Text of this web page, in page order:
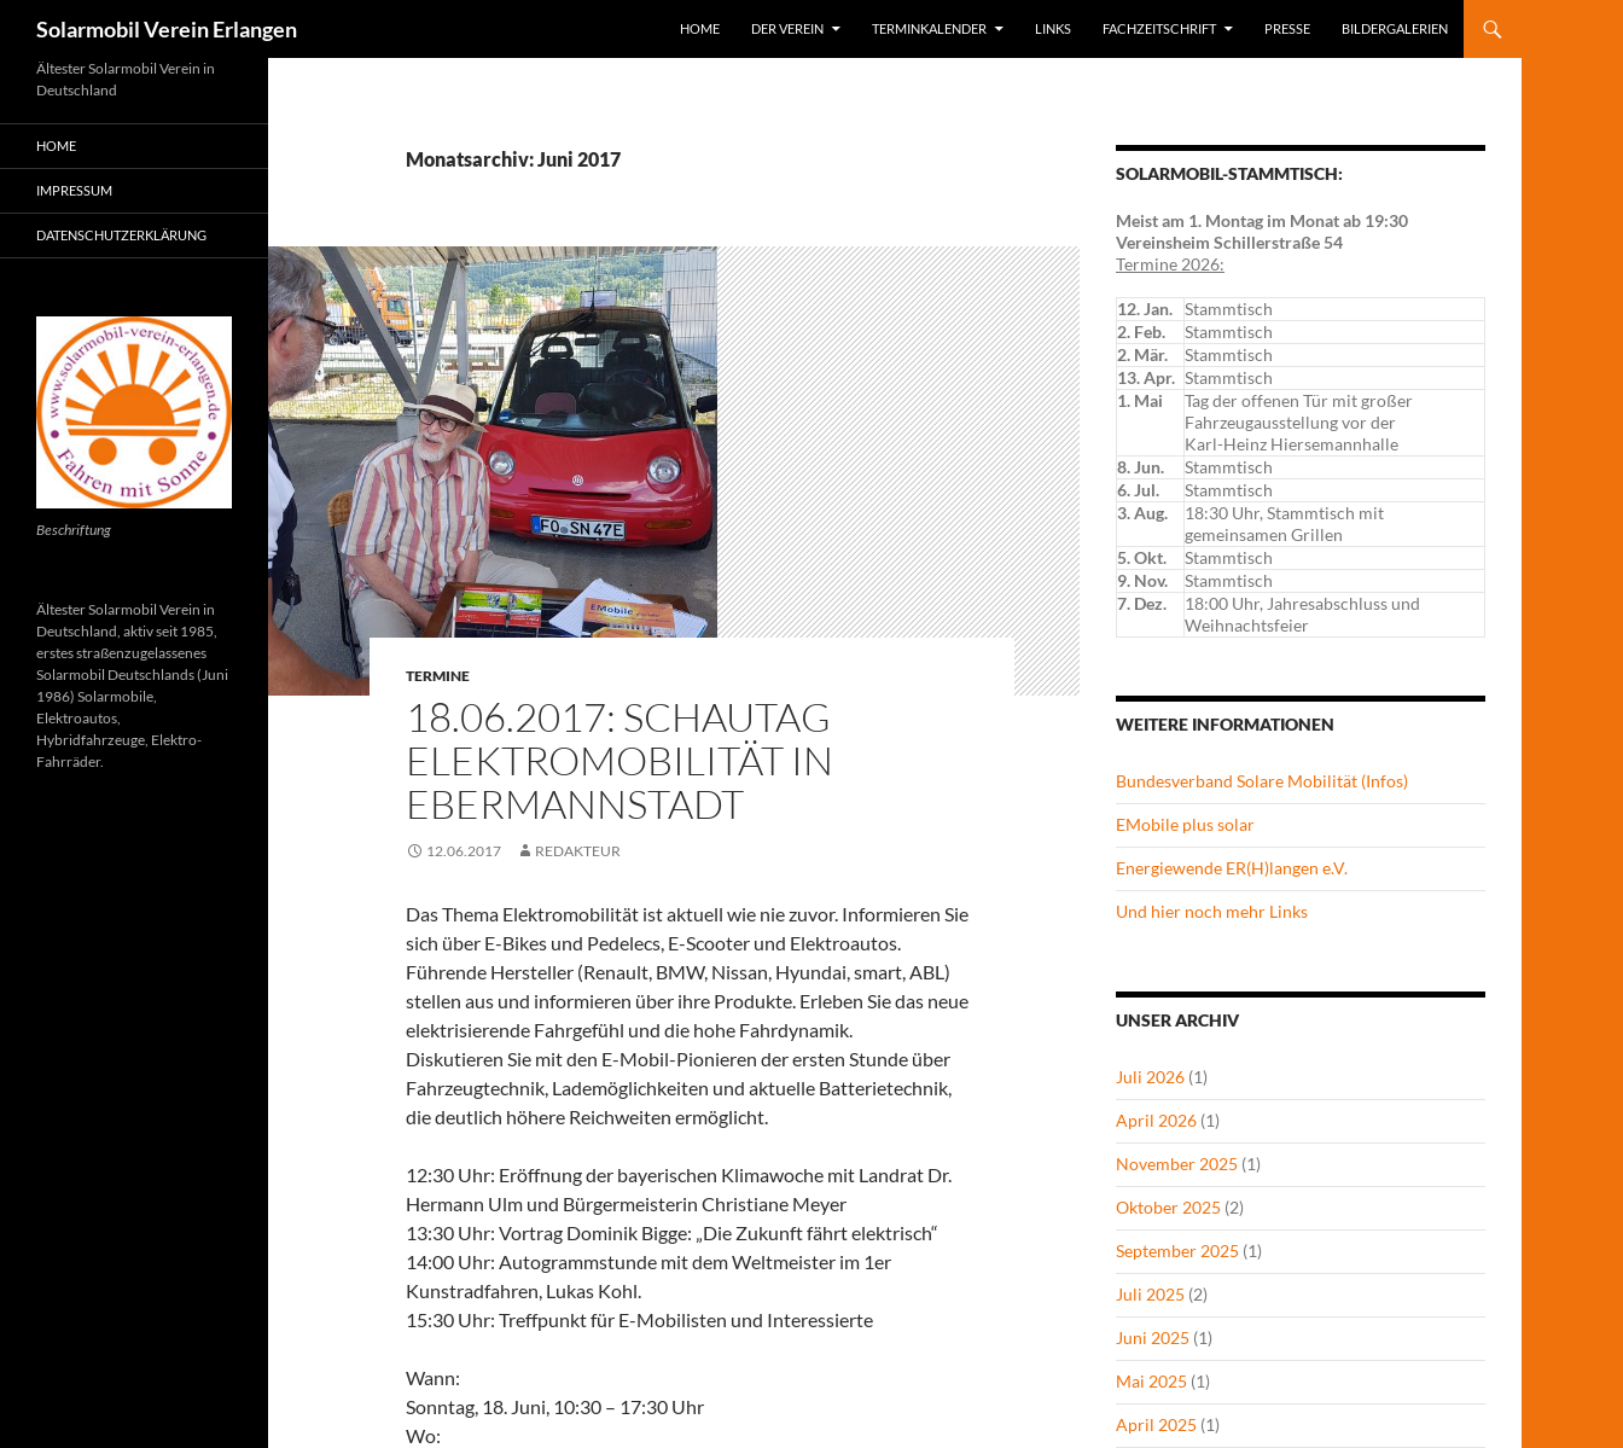
Zum
Inhalt
springen
Solarmobil Verein Erlangen HOME DER VEREIN TERMINKALENDER LINKS FACHZEITSCHRIFT PRESSE BILDERGALERIEN
Monatsarchiv: Juni 2017
TERMINE
18.06.2017: SCHAUTAG
ELEKTROMOBILITÄT IN
EBERMANNSTADT
12.06.2017 REDAKTEUR
Das Thema Elektromobilität ist aktuell wie nie zuvor. Informieren Sie
sich über E-Bikes und Pedelecs, E-Scooter und Elektroautos.
Führende Hersteller (Renault, BMW, Nissan, Hyundai, smart, ABL)
stellen aus und informieren über ihre Produkte. Erleben Sie das neue
elektrisierende Fahrgefühl und die hohe Fahrdynamik.
Diskutieren Sie mit den E-Mobil-Pionieren der ersten Stunde über
Fahrzeugtechnik, Lademöglichkeiten und aktuelle Batterietechnik,
die deutlich höhere Reichweiten ermöglicht.
12:30 Uhr: Eröffnung der bayerischen Klimawoche mit Landrat Dr.
Hermann Ulm und Bürgermeisterin Christiane Meyer
13:30 Uhr: Vortrag Dominik Bigge: „Die Zukunft fährt elektrisch“
14:00 Uhr: Autogrammstunde mit dem Weltmeister im 1er
Kunstradfahren, Lukas Kohl.
15:30 Uhr: Treffpunkt für E-Mobilisten und Interessierte
Wann:
Sonntag, 18. Juni, 10:30 – 17:30 Uhr
Wo:
SOLARMOBIL-STAMMTISCH:
Meist am 1. Montag im Monat ab 19:30
Vereinsheim Schillerstraße 54
Termine 2026:
12. Jan. Stammtisch
2. Feb.
Stammtisch
2. Mär.
Stammtisch
13. Apr. Stammtisch
1. Mai
Tag der offenen Tür mit großer
Fahrzeugausstellung vor der
Karl-Heinz Hiersemannhalle
8. Jun.
Stammtisch
6. Jul.
Stammtisch
3. Aug.
18:30 Uhr, Stammtisch mit
gemeinsamen Grillen
5. Okt.
Stammtisch
9. Nov.
Stammtisch
7. Dez.
18:00 Uhr, Jahresabschluss und
Weihnachtsfeier
WEITERE INFORMATIONEN
Bundesverband Solare Mobilität (Infos)
EMobile plus solar
Energiewende ER(H)langen e.V.
Und hier noch mehr Links
UNSER ARCHIV
Juli 2026 (1)
April 2026 (1)
November 2025 (1)
Oktober 2025 (2)
September 2025 (1)
Juli 2025 (2)
Juni 2025 (1)
Mai 2025 (1)
April 2025 (1)
Ältester Solarmobil Verein in
Deutschland
HOME
IMPRESSUM
DATENSCHUTZERKLÄRUNG
Beschriftung
Ältester Solarmobil Verein in
Deutschland, aktiv seit 1985,
erstes straßenzugelassenes
Solarmobil Deutschlands (Juni
1986) Solarmobile,
Elektroautos,
Hybridfahrzeuge, Elektro-
Fahrräder.